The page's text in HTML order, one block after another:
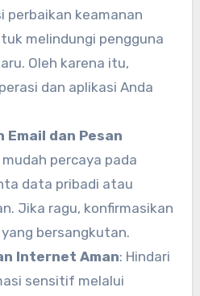
perbaikan keamanan
melindungi pengguna
Oleh karena itu,
dan aplikasi Anda
dan Pesan
percaya pada
data pribadi atau
Jika ragu, konfirmasikan
bersangkutan.
Internet Aman: Hindari
sensitif melalui